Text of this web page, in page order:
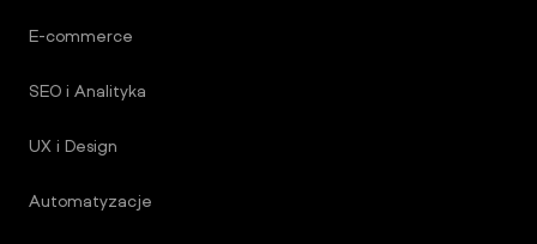
E-commerce
SEO i Analityka
UX i Design
Automatyzacje